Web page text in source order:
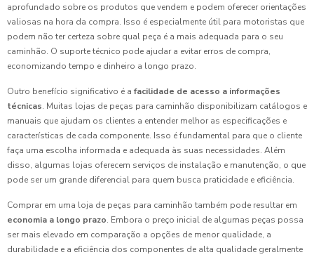
aprofundado sobre os produtos que vendem e podem oferecer orientações
valiosas na hora da compra. Isso é especialmente útil para motoristas que
podem não ter certeza sobre qual peça é a mais adequada para o seu
caminhão. O suporte técnico pode ajudar a evitar erros de compra,
economizando tempo e dinheiro a longo prazo.
Outro benefício significativo é a facilidade de acesso a informações
técnicas. Muitas lojas de peças para caminhão disponibilizam catálogos e
manuais que ajudam os clientes a entender melhor as especificações e
características de cada componente. Isso é fundamental para que o cliente
faça uma escolha informada e adequada às suas necessidades. Além
disso, algumas lojas oferecem serviços de instalação e manutenção, o que
pode ser um grande diferencial para quem busca praticidade e eficiência.
Comprar em uma loja de peças para caminhão também pode resultar em
economia a longo prazo. Embora o preço inicial de algumas peças possa
ser mais elevado em comparação a opções de menor qualidade, a
durabilidade e a eficiência dos componentes de alta qualidade geralmente